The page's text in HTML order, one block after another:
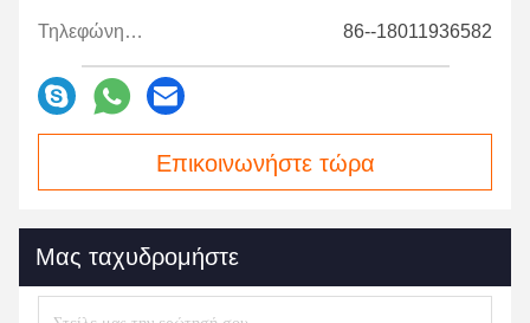
Τηλεφώνημα: 86--18011936582
Επικοινωνήστε τώρα
Μας ταχυδρομήστε